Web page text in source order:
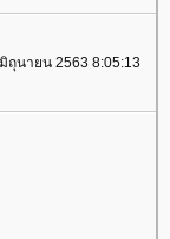
ถุนายน 2563 8:05:13